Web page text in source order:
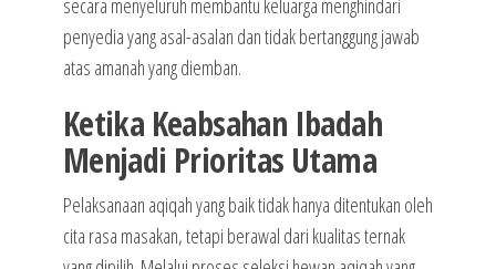
secara menyeluruh membantu keluarga menghindari
penyedia yang asal-asalan dan tidak bertanggung jawab
atas amanah yang diemban.
Ketika Keabsahan Ibadah
Menjadi Prioritas Utama
Pelaksanaan aqiqah yang baik tidak hanya ditentukan oleh
cita rasa masakan, tetapi berawal dari kualitas ternak